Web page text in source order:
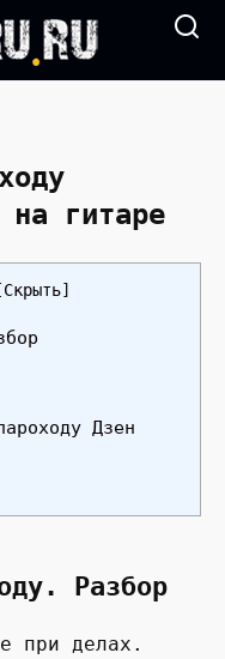
на гитаре
[Скрыть]
Дзен
Разбор
при делах.